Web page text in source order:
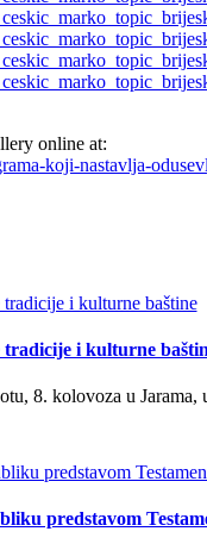
online at:
koji-nastavlja-
i kulturne
8. kolovoza u
predstavom